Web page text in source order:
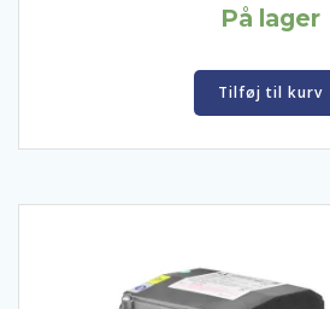
På lager
Tilføj til kurv